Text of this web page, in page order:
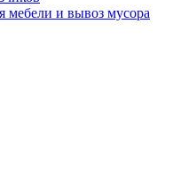
мебели и вывоз мусора